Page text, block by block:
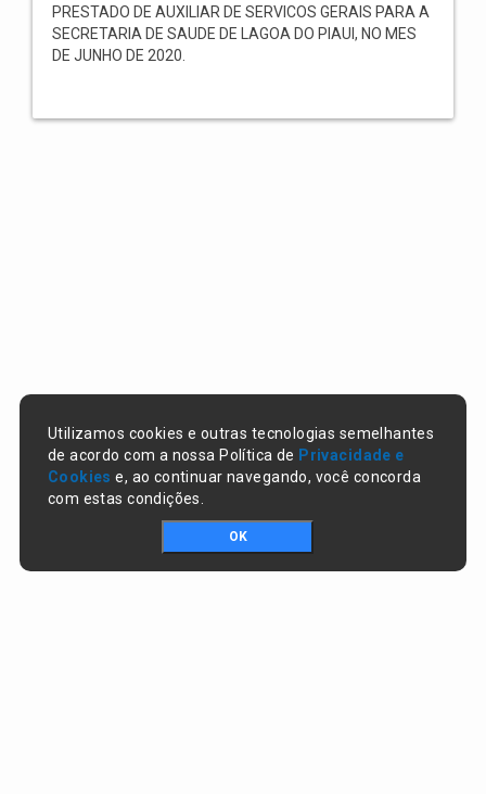
PRESTADO DE AUXILIAR DE SERVICOS GERAIS PARA A
SECRETARIA DE SAUDE DE LAGOA DO PIAUI, NO MES
DE JUNHO DE 2020.
Utilizamos cookies e outras tecnologias semelhantes
de acordo com a nossa Política de Privacidade e
Cookies e, ao continuar navegando, você concorda
com estas condições.
OK